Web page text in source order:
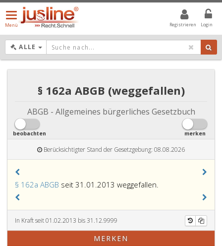
Registrieren Login
Menü
öffnen/schließen
Menü
ALLE DROPDOWN: GEWÄHLTER WERT IST ALLE
§ 162a ABGB (weggefallen)
ABGB - Allgemeines bürgerliches Gesetzbuch
beobachten merken
Berücksichtigter Stand der Gesetzgebung: 08.08.2026
§ 162a ABGB seit 31.01.2013 weggefallen.
In Kraft seit 01.02.2013 bis 31.12.9999
MERKEN